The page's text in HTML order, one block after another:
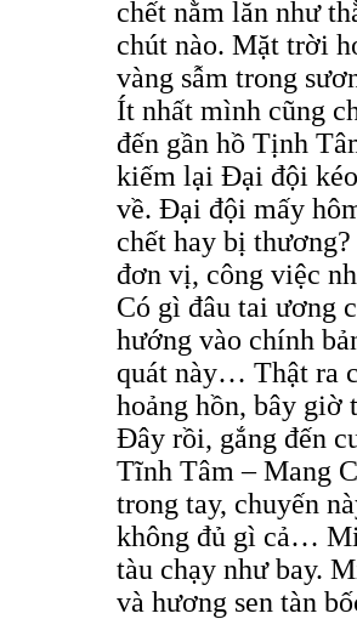
chết nằm lăn như
chút nào. Mặt trời
vàng sẫm trong
Ít nhất mình cũng
đến gần hồ Tịnh
kiếm lại Đại đội
về. Đại đội mấy
chết hay bị
đơn vị, công việc
Có gì đâu tai ương
hướng vào chính
quát này… Thật ra
hoảng hồn, bây giờ
Đây rồi, gắng đến
Tĩnh Tâm – Mang
trong tay, chuyến
không đủ gì cả…
tàu chạy như bay.
và hương sen tàn